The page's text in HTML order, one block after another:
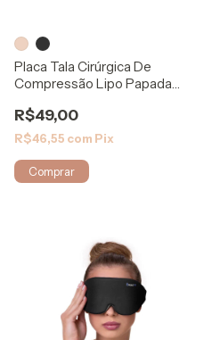
Placa Tala Cirúrgica De
Compressão Lipo Papada
R$49,00
R$46,55 com Pix
Comprar